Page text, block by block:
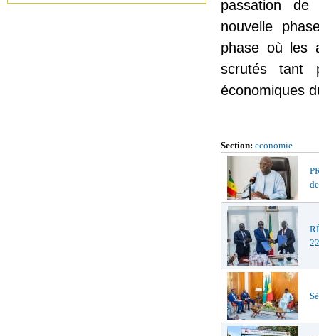
passation de
nouvelle
phase où les
scrutés tant
économiques
Section: economie